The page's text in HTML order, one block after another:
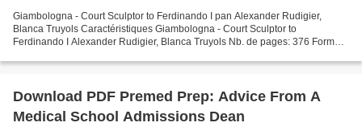
Giambologna - Court Sculptor to Ferdinando I pan Alexander Rudigier,
Blanca Truyols Caractéristiques Giambologna - Court Sculptor to
Ferdinando I Alexander Rudigier, Blanca Truyols Nb. de pages: 376 Format:
Download PDF Premed Prep: Advice From A
Medical School Admissions Dean